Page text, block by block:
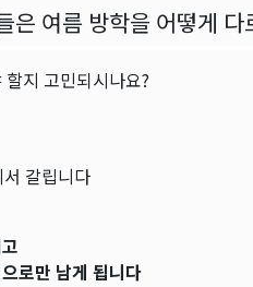
은 여름 방학을 어떻게 다
지 고민되시나요?
서 갈립니다
로만 남게 됩니다